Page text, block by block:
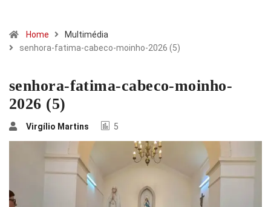
Home
Multimédia
senhora-fatima-cabeco-moinho-2026 (5)
senhora-fatima-cabeco-moinho-
2026 (5)
Virgílio Martins 5